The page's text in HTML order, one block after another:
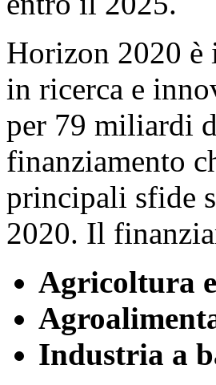
Horizon 2020 è
in ricerca e
per 79 miliardi
finanziamento
principali sfide
2020. Il
Agricoltura
Industria a